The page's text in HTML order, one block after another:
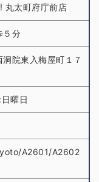
丸太町府庁前店
５分
院東入梅屋町１７
曜日
A2601/A2602